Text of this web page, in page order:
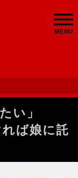
MENU
たい」
れば娘に託